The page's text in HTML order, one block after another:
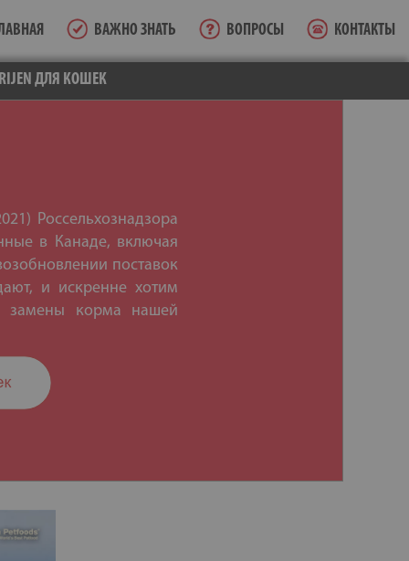
ВАЖНО ЗНАТЬ ВОПРОСЫ КОНТАКТЫ
ДЛЯ КОШЕК
Россельхознадзора
в Канаде, включая
поставок
и искренне хотим
замены корма нашей